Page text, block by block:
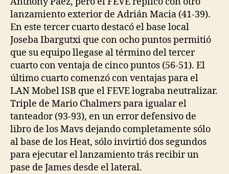
lanzamiento exterior de Adrián Macia (41-39).
En este tercer cuarto destacó el base local
Joseba Ibargutxi que con ocho puntos permitió
que su equipo llegase al término del tercer
cuarto con ventaja de cinco puntos (56-51). El
último cuarto comenzó con ventajas para el
LAN Mobel ISB que el FEVE lograba neutralizar.
Triple de Mario Chalmers para igualar el
tanteador (93-93), en un error defensivo de
libro de los Mavs dejando completamente sólo
al base de los Heat, sólo invirtió dos segundos
para ejecutar el lanzamiento trás recibir un
pase de James desde el lateral.